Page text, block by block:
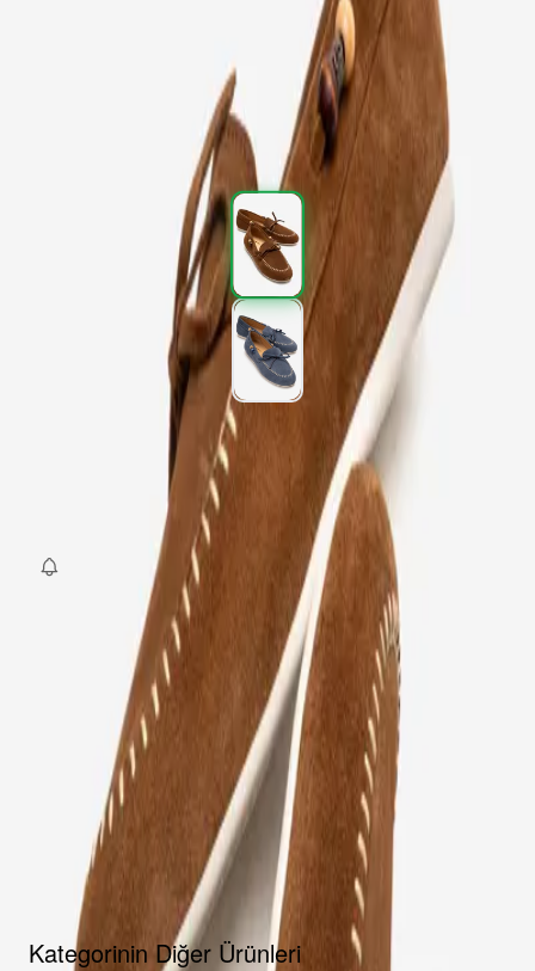
4.495,00 TL 40
40
SEPETE EKLE
Fırsat Kombini Componenti Buraya Gelecek
ÜRÜN HAKKINDA
TAKSIT SEÇENEKLERI
YORUMLAR
AKSESUARLAR
Kategorinin Diğer Ürünleri